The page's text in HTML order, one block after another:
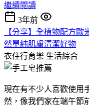
繼續閱讀
3年前
【分享】全植物配方
然單純肌膚清潔好物
衣住行育樂 生活綜合
現在有不少人喜歡使用
然，像我們家在端午節